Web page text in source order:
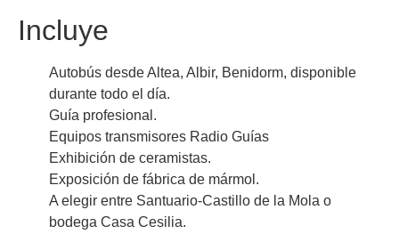
Incluye
Autobús desde Altea, Albir, Benidorm, disponible
durante todo el día.
Guía profesional.
Equipos transmisores Radio Guías
Exhibición de ceramistas.
Exposición de fábrica de mármol.
A elegir entre Santuario-Castillo de la Mola o
bodega Casa Cesilia.